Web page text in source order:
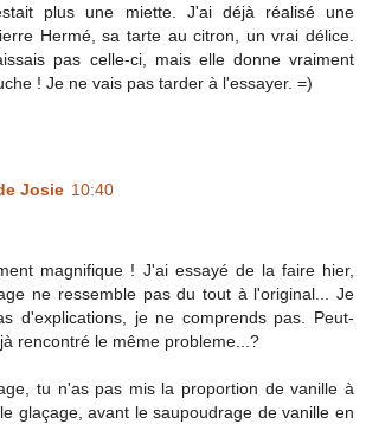
plus une miette. J'ai déjà réalisé une
Hermé, sa tarte au citron, un vrai délice.
pas celle-ci, mais elle donne vraiment
! Je ne vais pas tarder à l'essayer. =)
Josie 10:40
magnifique ! J'ai essayé de la faire hier,
ne ressemble pas du tout à l'original... Je
d'explications, je ne comprends pas. Peut-
rencontré le même probleme...?
tu n'as pas mis la proportion de vanille à
glaçage, avant le saupoudrage de vanille en